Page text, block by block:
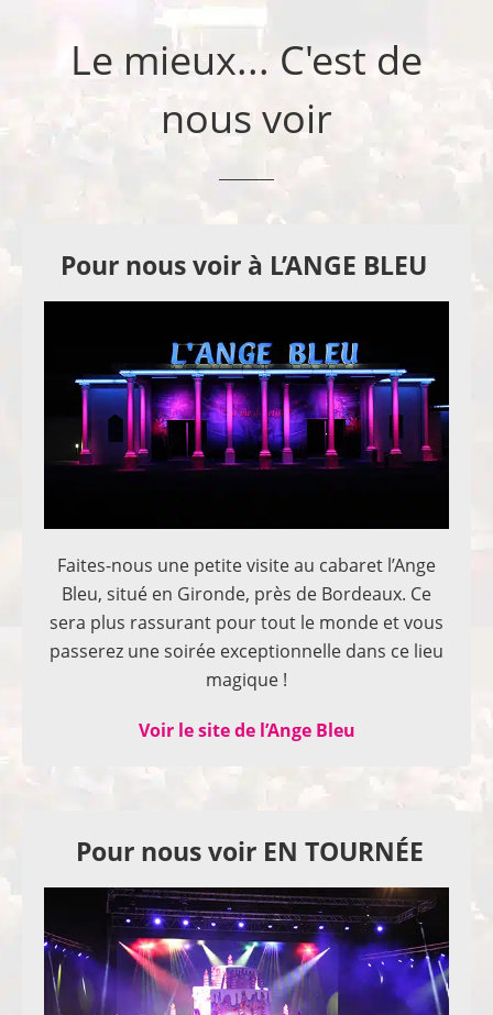
Le mieux... C'est de
nous voir
Pour nous voir à L’ANGE BLEU
Faites-nous une petite visite au cabaret l’Ange
Bleu, situé en Gironde, près de Bordeaux. Ce
sera plus rassurant pour tout le monde et vous
passerez une soirée exceptionnelle dans ce lieu
magique !
Voir le site de l’Ange Bleu
Pour nous voir EN TOURNÉE